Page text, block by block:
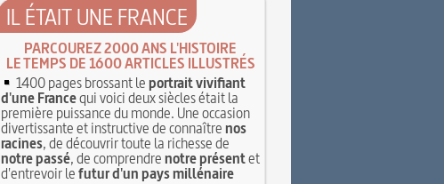
IL ÉTAIT UNE FRANCE
PARCOUREZ 2000 ANS L'HISTOIRE
LE TEMPS DE 1600 ARTICLES ILLUSTRÉS
1400 pages brossant leportrait vivifiant
d'une Francequi voici deux siècles était la
première puissance du monde. Une occasion
divertissante et instructive de connaîtrenos
racines, de découvrir toute la richesse de
notre passé, de comprendrenotre présentet
d'entrevoir lefutur d'un pays millénaire